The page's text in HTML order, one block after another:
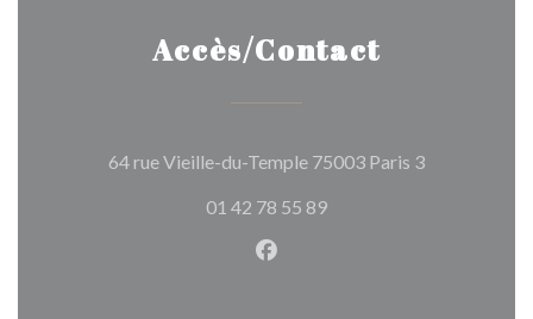
Accès/Contact
64 rue Vieille-du-Temple 75003 Paris 3((ouvre une
01 42 78 55 89
Facebook ((ouvre une